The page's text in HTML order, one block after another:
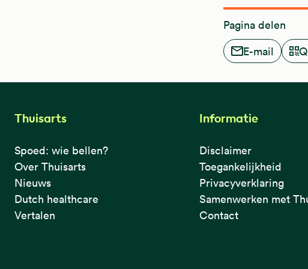
Pagina delen
E-mail
Thuisarts
Spoed: wie bellen?
Over Thuisarts
Nieuws
Dutch healthcare
Vertalen
Informatie
Disclaimer
Toegankelijkheid
Privacyverklaring
Samenwerken met
Contact